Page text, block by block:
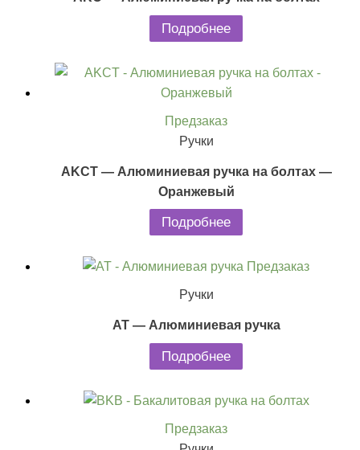
Подробнее
Предзаказ
Ручки
AKCT — Алюминиевая ручка на болтах —
Оранжевый
Подробнее
Предзаказ
Ручки
AT — Алюминиевая ручка
Подробнее
Предзаказ